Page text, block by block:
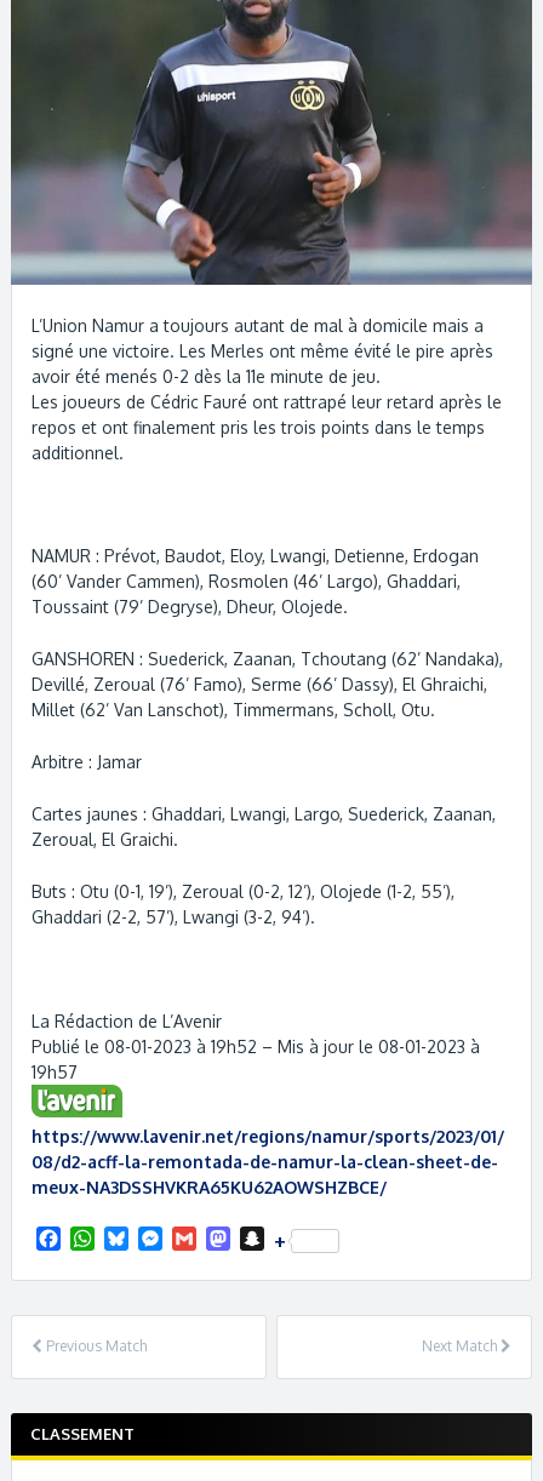
L’Union Namur a toujours autant de mal à domicile mais a
signé une victoire. Les Merles ont même évité le pire après
avoir été menés 0-2 dès la 11e minute de jeu.
Les joueurs de Cédric Fauré ont rattrapé leur retard après le
repos et ont finalement pris les trois points dans le temps
additionnel.
NAMUR : Prévot, Baudot, Eloy, Lwangi, Detienne, Erdogan
(60’ Vander Cammen), Rosmolen (46’ Largo), Ghaddari,
Toussaint (79’ Degryse), Dheur, Olojede.
GANSHOREN : Suederick, Zaanan, Tchoutang (62’ Nandaka),
Devillé, Zeroual (76’ Famo), Serme (66’ Dassy), El Ghraichi,
Millet (62’ Van Lanschot), Timmermans, Scholl, Otu.
Arbitre : Jamar
Cartes jaunes : Ghaddari, Lwangi, Largo, Suederick, Zaanan,
Zeroual, El Graichi.
Buts : Otu (0-1, 19’), Zeroual (0-2, 12’), Olojede (1-2, 55’),
Ghaddari (2-2, 57’), Lwangi (3-2, 94’).
La Rédaction de L’Avenir
Publié le 08-01-2023 à 19h52 – Mis à jour le 08-01-2023 à
19h57
https://www.lavenir.net/regions/namur/sports/2023/01/
08/d2-acff-la-remontada-de-namur-la-clean-sheet-de-
meux-NA3DSSHVKRA65KU62AOWSHZBCE/
c
e
o
o
k
W
a
t
A
p
p
u
e
s
k
y
M
s
s
g
e
G
a
i
M
s
t
o
n
S
a
t
+
Previous Match Next Match
CLASSEMENT